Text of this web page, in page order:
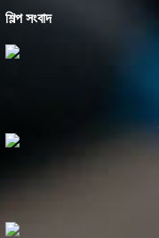
শিল্প সংবাদ